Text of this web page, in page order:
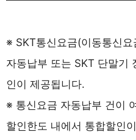
※ SKT통신요금(이동통신
자동납부 또는 SKT 단말기
인이 제공됩니다.
※ 통신요금 자동납부 건이
할인한도 내에서 통합할인